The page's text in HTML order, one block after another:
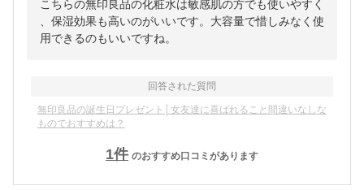
こちらの無印良品の化粧水は敏感肌の方でも使いやすく
、保湿効果も高いのがいいです。大容量で惜しみなく使
用できるのもいいですね。
回答された質問
無印良品の誕生日プレゼント│女友達に喜ばれること間違いなしな
ものでおすすめは？
1件 のおすすめ口コミがあります